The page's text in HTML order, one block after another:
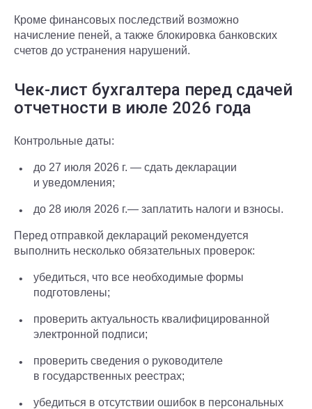
Кроме финансовых последствий возможно
начисление пеней, а также блокировка банковских
счетов до устранения нарушений.
Чек-лист бухгалтера перед сдачей
отчетности в июле 2026 года
Контрольные даты:
до 27 июля 2026 г. — сдать декларации
и уведомления;
до 28 июля 2026 г.— заплатить налоги и взносы.
Перед отправкой деклараций рекомендуется
выполнить несколько обязательных проверок:
убедиться, что все необходимые формы
подготовлены;
проверить актуальность квалифицированной
электронной подписи;
проверить сведения о руководителе
в государственных реестрах;
убедиться в отсутствии ошибок в персональных